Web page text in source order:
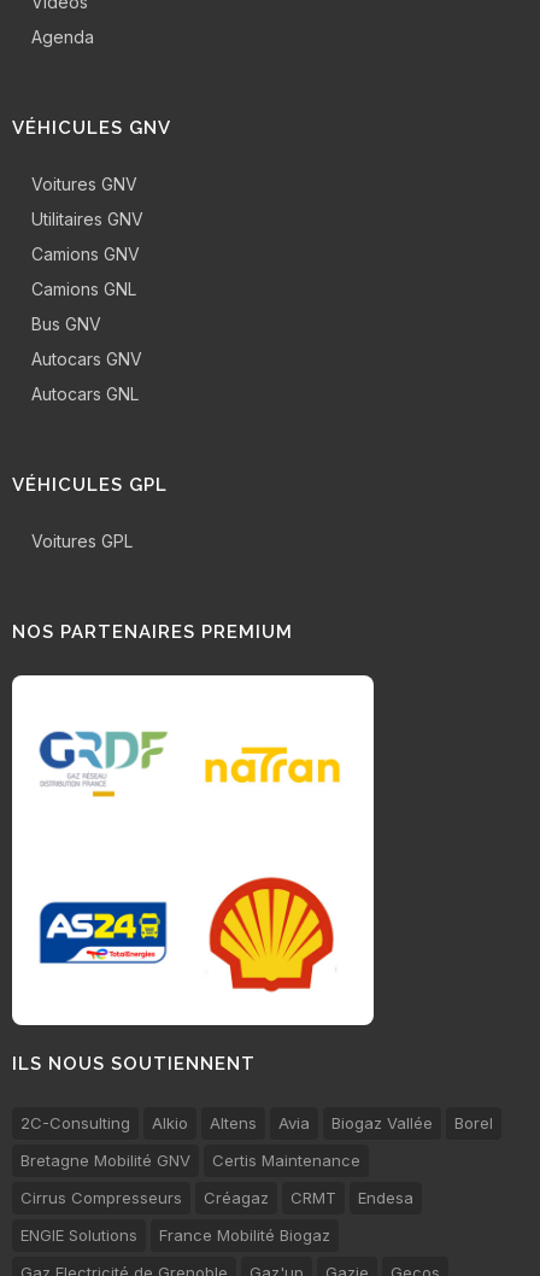
Agenda
VÉHICULES GNV
Voitures GNV
Utilitaires GNV
Camions GNV
Camions GNL
Bus GNV
Autocars GNV
Autocars GNL
VÉHICULES GPL
Voitures GPL
NOS PARTENAIRES PREMIUM
ILS NOUS SOUTIENNENT
2C-Consulting Alkio Altens Avia Biogaz Vallée
Borel
Bretagne Mobilité GNV
Certis Maintenance
Cirrus Compresseurs
Créagaz CRMT
Endesa
ENGIE Solutions
France Mobilité Biogaz